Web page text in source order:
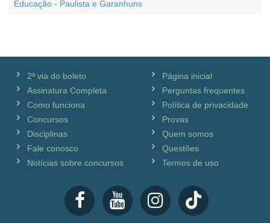
Educação - Paulista e Garanhuns
2ª via do boleto
Assinatura Completa
Como funciona
Concursos
Disciplinas
Fale conosco
Notícias sobre concursos
Página inicial
Perguntas frequentes
Política de privacidade
Provas
Quem somos
Questões
Termos de uso